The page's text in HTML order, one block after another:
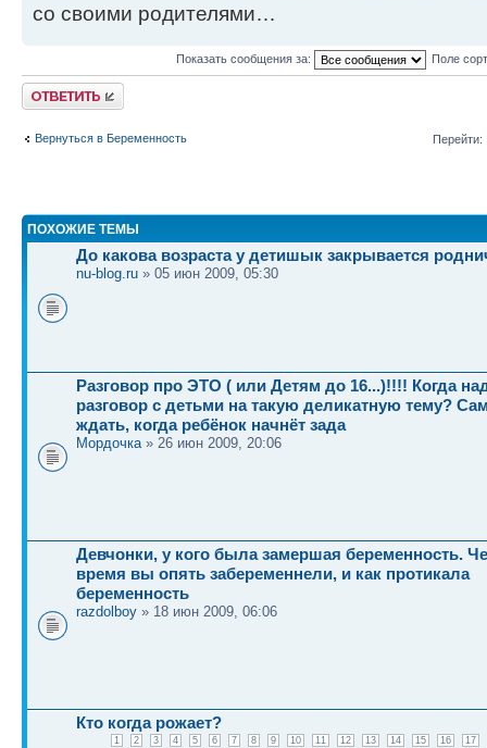
со своими родителями…
Показать сообщения за: Поле
Ответить
Вернуться в Беременность Перейти:
ПОХОЖИЕ ТЕМЫ
До какова возраста у детишык закрывается
nu-blog.ru » 05 июн 2009, 05:30
Разговор про ЭТО ( или Детям до 16...)!!!! Когда
разговор с детьми на такую деликатную тему?
ждать, когда ребёнок начнёт зада
Мордочка » 26 июн 2009, 20:06
Девчонки, у кого была замершая беременность.
время вы опять забеременнели, и как протикала
беременность
razdolboy » 18 июн 2009, 06:06
Кто когда рожает?
1 2 3 4 5 6 7 8 9 10 11 12 13 14 15 16
17